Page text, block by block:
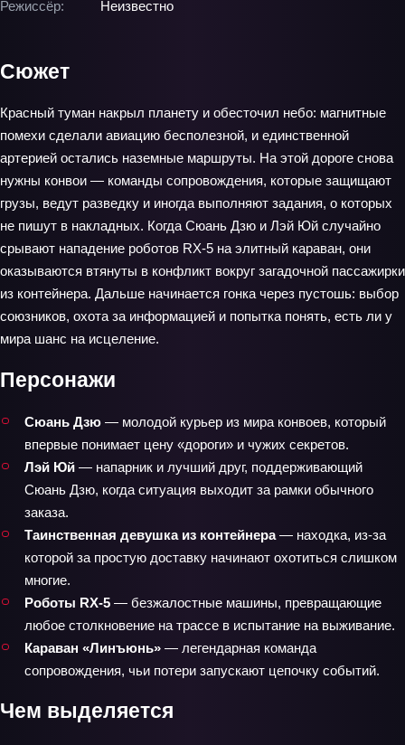
Режиссёр: Неизвестно
Сюжет
Красный туман накрыл планету и обесточил небо: магнитные
помехи сделали авиацию бесполезной, и единственной
артерией остались наземные маршруты. На этой дороге снова
нужны конвои — команды сопровождения, которые защищают
грузы, ведут разведку и иногда выполняют задания, о которых
не пишут в накладных. Когда Сюань Дзю и Лэй Юй случайно
срывают нападение роботов RX-5 на элитный караван, они
оказываются втянуты в конфликт вокруг загадочной пассажирки
из контейнера. Дальше начинается гонка через пустошь: выбор
союзников, охота за информацией и попытка понять, есть ли у
мира шанс на исцеление.
Персонажи
Сюань Дзю — молодой курьер из мира конвоев, который
впервые понимает цену «дороги» и чужих секретов.
Лэй Юй — напарник и лучший друг, поддерживающий
Сюань Дзю, когда ситуация выходит за рамки обычного
заказа.
Таинственная девушка из контейнера— находка, из-за
которой за простую доставку начинают охотиться слишком
многие.
Роботы RX-5 — безжалостные машины, превращающие
любое столкновение на трассе в испытание на выживание.
Караван «Линъюнь» — легендарная команда
сопровождения, чьи потери запускают цепочку событий.
Чем выделяется